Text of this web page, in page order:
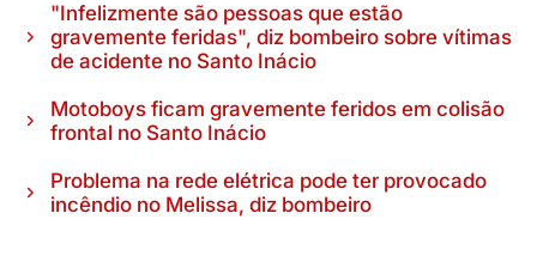
"Infelizmente são pessoas que estão
gravemente feridas", diz bombeiro sobre vítimas
de acidente no Santo Inácio
Motoboys ficam gravemente feridos em colisão
frontal no Santo Inácio
Problema na rede elétrica pode ter provocado
incêndio no Melissa, diz bombeiro